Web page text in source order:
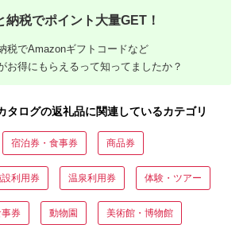
納税でポイント大量GET！
税でAmazonギフトコードなど
お得にもらえるって知ってましたか？
タログの返礼品に関連しているカテゴリ
宿泊券・食事券 商品券
利用券 温泉利用券 体験・ツアー
事券 動物園 美術館・博物館